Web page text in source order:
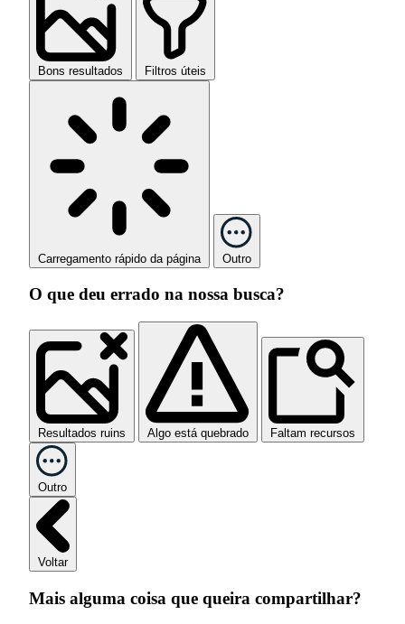
Bons resultados Filtros úteis
Carregamento rápido da página Outro
O que deu errado na nossa busca?
Resultados ruins Algo está quebrado Faltam recursos
Outro
Voltar
Mais alguma coisa que queira compartilhar?